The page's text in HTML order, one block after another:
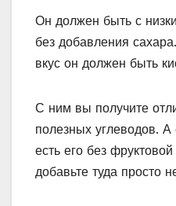
Он должен быть с
без добавления
вкус он должен быть
С ним вы получите
полезных углеводов.
есть его без
добавьте туда просто